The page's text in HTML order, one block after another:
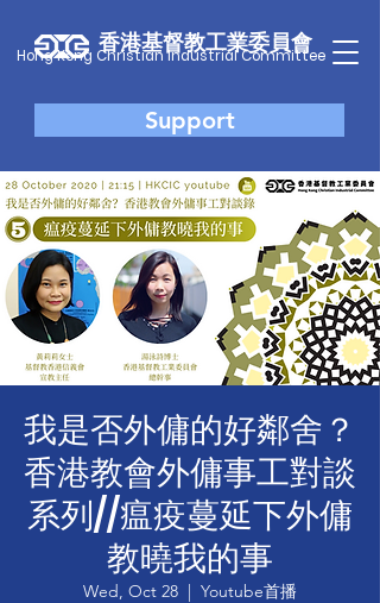
Support
香港基督教工業委員會
Hong Kong Christian Industrial Committee
我是否外傭的好鄰舍？
香港教會外傭事工對談
系列//瘟疫蔓延下外傭
教曉我的事
Wed, Oct 28
  |
Youtube首播